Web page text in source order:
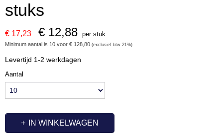
stuks
€ 17,23 € 12,88 per stuk
Minimum aantal is 10 voor € 128,80 (exclusief btw 21%)
Levertijd 1-2 werkdagen
Aantal
IN WINKELWAGEN